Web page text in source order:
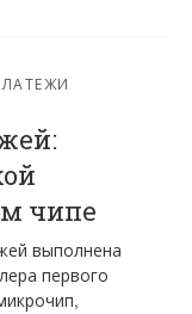
чипе
выполнена
первого